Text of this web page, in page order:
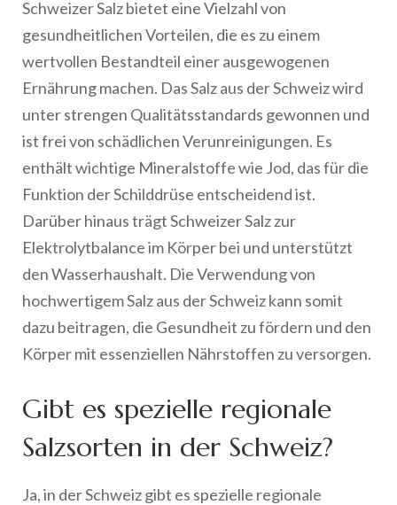
Schweizer Salz bietet eine Vielzahl von
gesundheitlichen Vorteilen, die es zu einem
wertvollen Bestandteil einer ausgewogenen
Ernährung machen. Das Salz aus der Schweiz wird
unter strengen Qualitätsstandards gewonnen und
ist frei von schädlichen Verunreinigungen. Es
enthält wichtige Mineralstoffe wie Jod, das für die
Funktion der Schilddrüse entscheidend ist.
Darüber hinaus trägt Schweizer Salz zur
Elektrolytbalance im Körper bei und unterstützt
den Wasserhaushalt. Die Verwendung von
hochwertigem Salz aus der Schweiz kann somit
dazu beitragen, die Gesundheit zu fördern und den
Körper mit essenziellen Nährstoffen zu versorgen.
Gibt es spezielle regionale
Salzsorten in der Schweiz?
Ja, in der Schweiz gibt es spezielle regionale